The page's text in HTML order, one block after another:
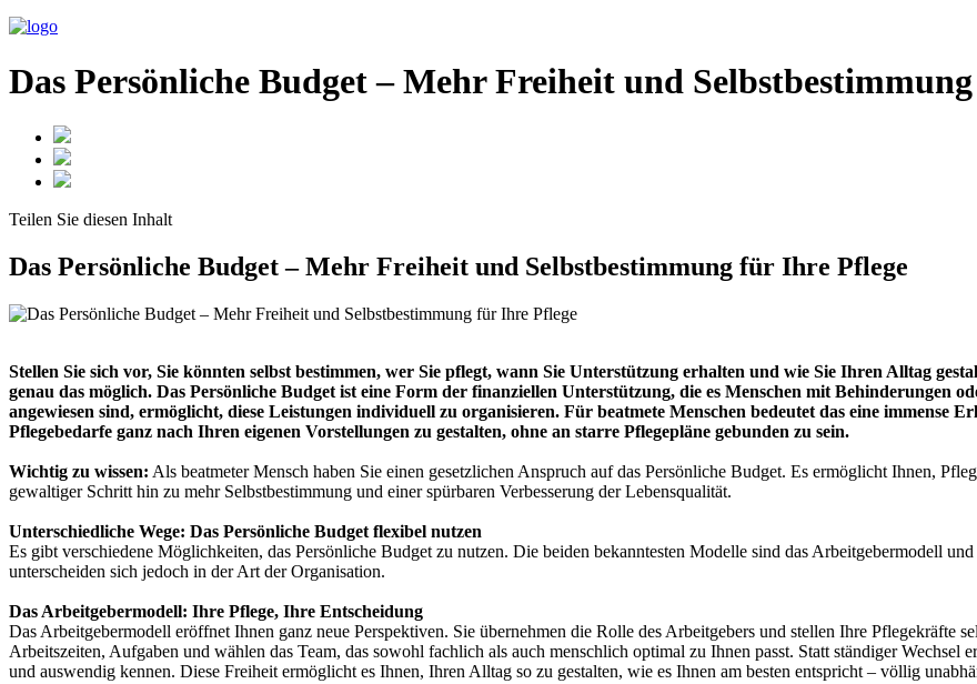
Das Persönliche Budget – Mehr Freiheit und
Teilen Sie diesen Inhalt
Das Persönliche Budget – Mehr Freiheit und Selbstbestimmung für Ihre Pflege
Stellen Sie sich vor, Sie könnten selbst bestimmen, wer Sie pflegt, wann Sie Unterstützung erhalten und wie Sie Ihren Alltag
genau das möglich. Das Persönliche Budget ist eine Form der finanziellen Unterstützung, die es Menschen mit Behinderungen
angewiesen sind, ermöglicht, diese Leistungen individuell zu organisieren. Für beatmete Menschen bedeutet das eine immense
Pflegebedarfe ganz nach Ihren eigenen Vorstellungen zu gestalten, ohne an starre Pflegepläne gebunden zu sein.
Wichtig zu wissen: Als beatmeter Mensch haben Sie einen gesetzlichen Anspruch auf das Persönliche Budget. Es ermöglicht Ihnen,
gewaltiger Schritt hin zu mehr Selbstbestimmung und einer spürbaren Verbesserung der Lebensqualität.
Unterschiedliche Wege: Das Persönliche Budget flexibel nutzen
Es gibt verschiedene Möglichkeiten, das Persönliche Budget zu nutzen. Die beiden bekanntesten Modelle sind das Arbeitgebermodell
unterscheiden sich jedoch in der Art der Organisation.
Das Arbeitgebermodell: Ihre Pflege, Ihre Entscheidung
Das Arbeitgebermodell eröffnet Ihnen ganz neue Perspektiven. Sie übernehmen die Rolle des Arbeitgebers und stellen Ihre Pflegekräfte
Arbeitszeiten, Aufgaben und wählen das Team, das sowohl fachlich als auch menschlich optimal zu Ihnen passt. Statt ständiger Wechsel
und auswendig kennen. Diese Freiheit ermöglicht es Ihnen, Ihren Alltag so zu gestalten, wie es Ihnen am besten entspricht – völlig